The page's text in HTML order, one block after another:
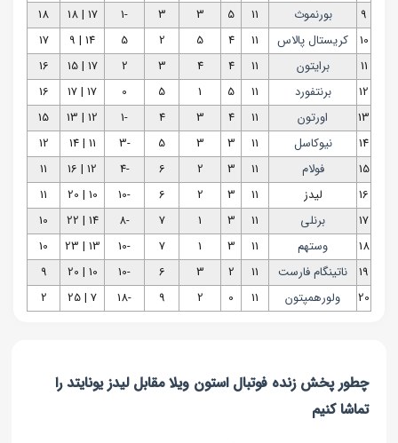
9
بورنموث 11
5
3
3
-1
17 | 18
18
10
کریستال پالاس 11
4
5
2
5
14 | 9
17
11
برایتون 11
4
4
3
2
17 | 15
16
12
برنتفورد 11
5
1
5
0
17 | 17
16
13
اورتون 11
4
3
4
-1
12 | 13
15
14
نیوکاسل 11
3
3
5
-3
11 | 14
12
15
فولام 11
3
2
6
-4
12 | 16
11
16
لیدز 11
3
2
6
-10
10 | 20
11
17
برنلی 11
3
1
7
-8
14 | 22
10
18
وستهم 11
3
1
7
-10
13 | 23
10
19
ناتینگام فارست 11
2
3
6
-10
10 | 20
9
20
ولورهمپتون 11
0
2
9
-18
7 | 25
2
چطور پخش زنده فوتبال استون ویلا مقابل لیدز یونایتد را
تماشا کنیم